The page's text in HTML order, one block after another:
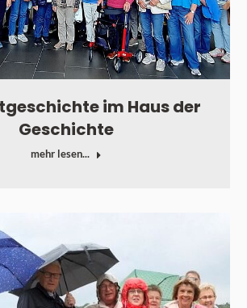
im Haus der
Geschichte
mehr lesen...